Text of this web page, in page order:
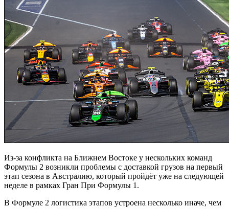
Из-за конфликта на Ближнем Востоке у нескольких команд
Формулы 2 возникли проблемы с доставкой грузов на первый
этап сезона в Австралию, который пройдёт уже на следующей
неделе в рамках Гран При Формулы 1.
В Формуле 2 логистика этапов устроена несколько иначе, чем